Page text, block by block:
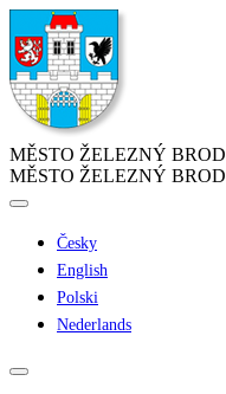
MĚSTO ŽELEZNÝ BROD
MĚSTO ŽELEZNÝ BROD
Česky
English
Polski
Nederlands